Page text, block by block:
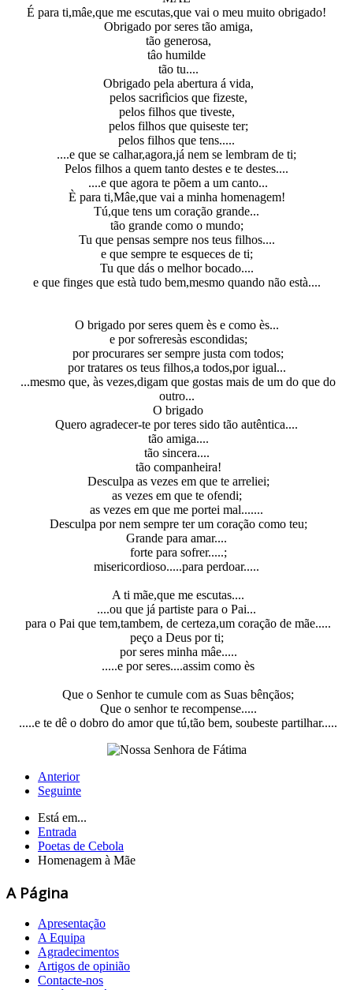
É para ti,mâe,que me escutas,que vai o meu muito obrigado!
Obrigado por seres tão amiga,
tão generosa,
tâo humilde
tão tu....
Obrigado pela abertura á vida,
pelos sacrifìcios que fizeste,
pelos filhos que tiveste,
pelos filhos que quiseste ter;
pelos filhos que tens.....
....e que se calhar,agora,já nem se lembram de ti;
Pelos filhos a quem tanto destes e te destes....
....e que agora te põem a um canto...
È para ti,Mâe,que vai a minha homenagem!
Tú,que tens um coração grande...
tão grande como o mundo;
Tu que pensas sempre nos teus filhos....
e que sempre te esqueces de ti;
Tu que dás o melhor bocado....
e que finges que està tudo bem,mesmo quando não està....
O brigado por seres quem ès e como ès...
e por sofreresàs escondidas;
por procurares ser sempre justa com todos;
por tratares os teus filhos,a todos,por igual...
...mesmo que, às vezes,digam que gostas mais de um do que do
outro...
O brigado
Quero agradecer-te por teres sido tão autêntica....
tão amiga....
tão sincera....
tão companheira!
Desculpa as vezes em que te arreliei;
as vezes em que te ofendi;
as vezes em que me portei mal.......
Desculpa por nem sempre ter um coração como teu;
Grande para amar....
forte para sofrer.....;
misericordioso.....para perdoar.....
A ti mãe,que me escutas....
....ou que já partiste para o Pai...
para o Pai que tem,tambem, de certeza,um coração de mãe.....
peço a Deus por ti;
por seres minha mâe.....
.....e por seres....assim como ès
Que o Senhor te cumule com as Suas bênçãos;
Que o senhor te recompense.....
.....e te dê o dobro do amor que tú,tão bem, soubeste partilhar.....
Anterior
Seguinte
Está em...
Entrada
Poetas de Cebola
Homenagem à Mãe
A Página
Apresentação
A Equipa
Agradecimentos
Artigos de opinião
Contacte-nos